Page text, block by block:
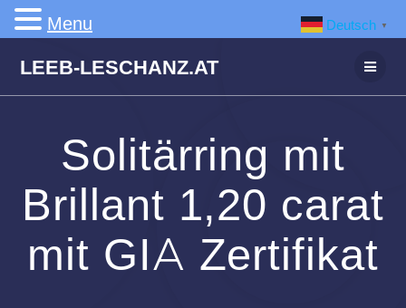
Inhalt
LEEB-LESCHANZ.AT
Solitärring mit
Brillant 1,20 carat
mit GIA Zertifikat
Deutsch ▼
Menu